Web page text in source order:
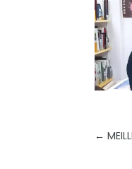
←